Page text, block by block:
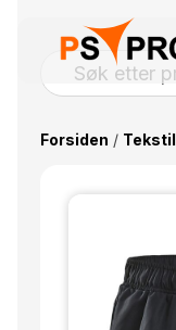
Forsiden / Tekstil